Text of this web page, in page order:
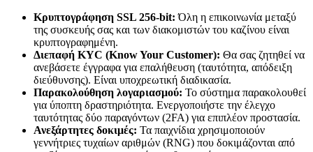
Κρυπτογράφηση SSL 256-bit: Όλη η επικοινωνία μεταξύ
της συσκευής σας και των διακομιστών του καζίνου είναι
κρυπτογραφημένη.
Διεπαφή KYC (Know Your Customer): Θα σας ζητηθεί να
ανεβάσετε έγγραφα για επαλήθευση (ταυτότητα, απόδειξη
διεύθυνσης). Είναι υποχρεωτική διαδικασία.
Παρακολούθηση λογαριασμού: Το σύστημα παρακολουθεί
για ύποπτη δραστηριότητα. Ενεργοποιήστε την έλεγχο
ταυτότητας δύο παραγόντων (2FA) για επιπλέον προστασία.
Ανεξάρτητες δοκιμές: Τα παιχνίδια χρησιμοποιούν
γεννήτριες τυχαίων αριθμών (RNG) που δοκιμάζονται από